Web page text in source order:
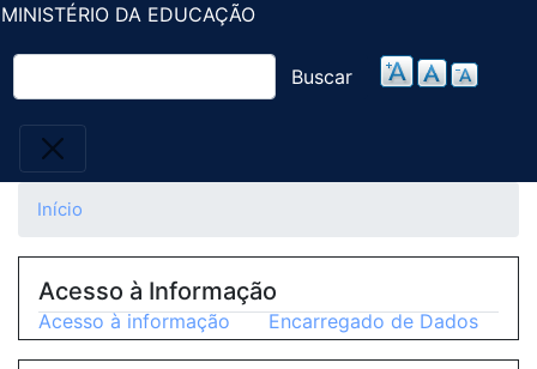
MINISTÉRIO DA EDUCAÇÃO
Buscar
Início
Acesso à Informação
Acesso à informação Encarregado de Dados